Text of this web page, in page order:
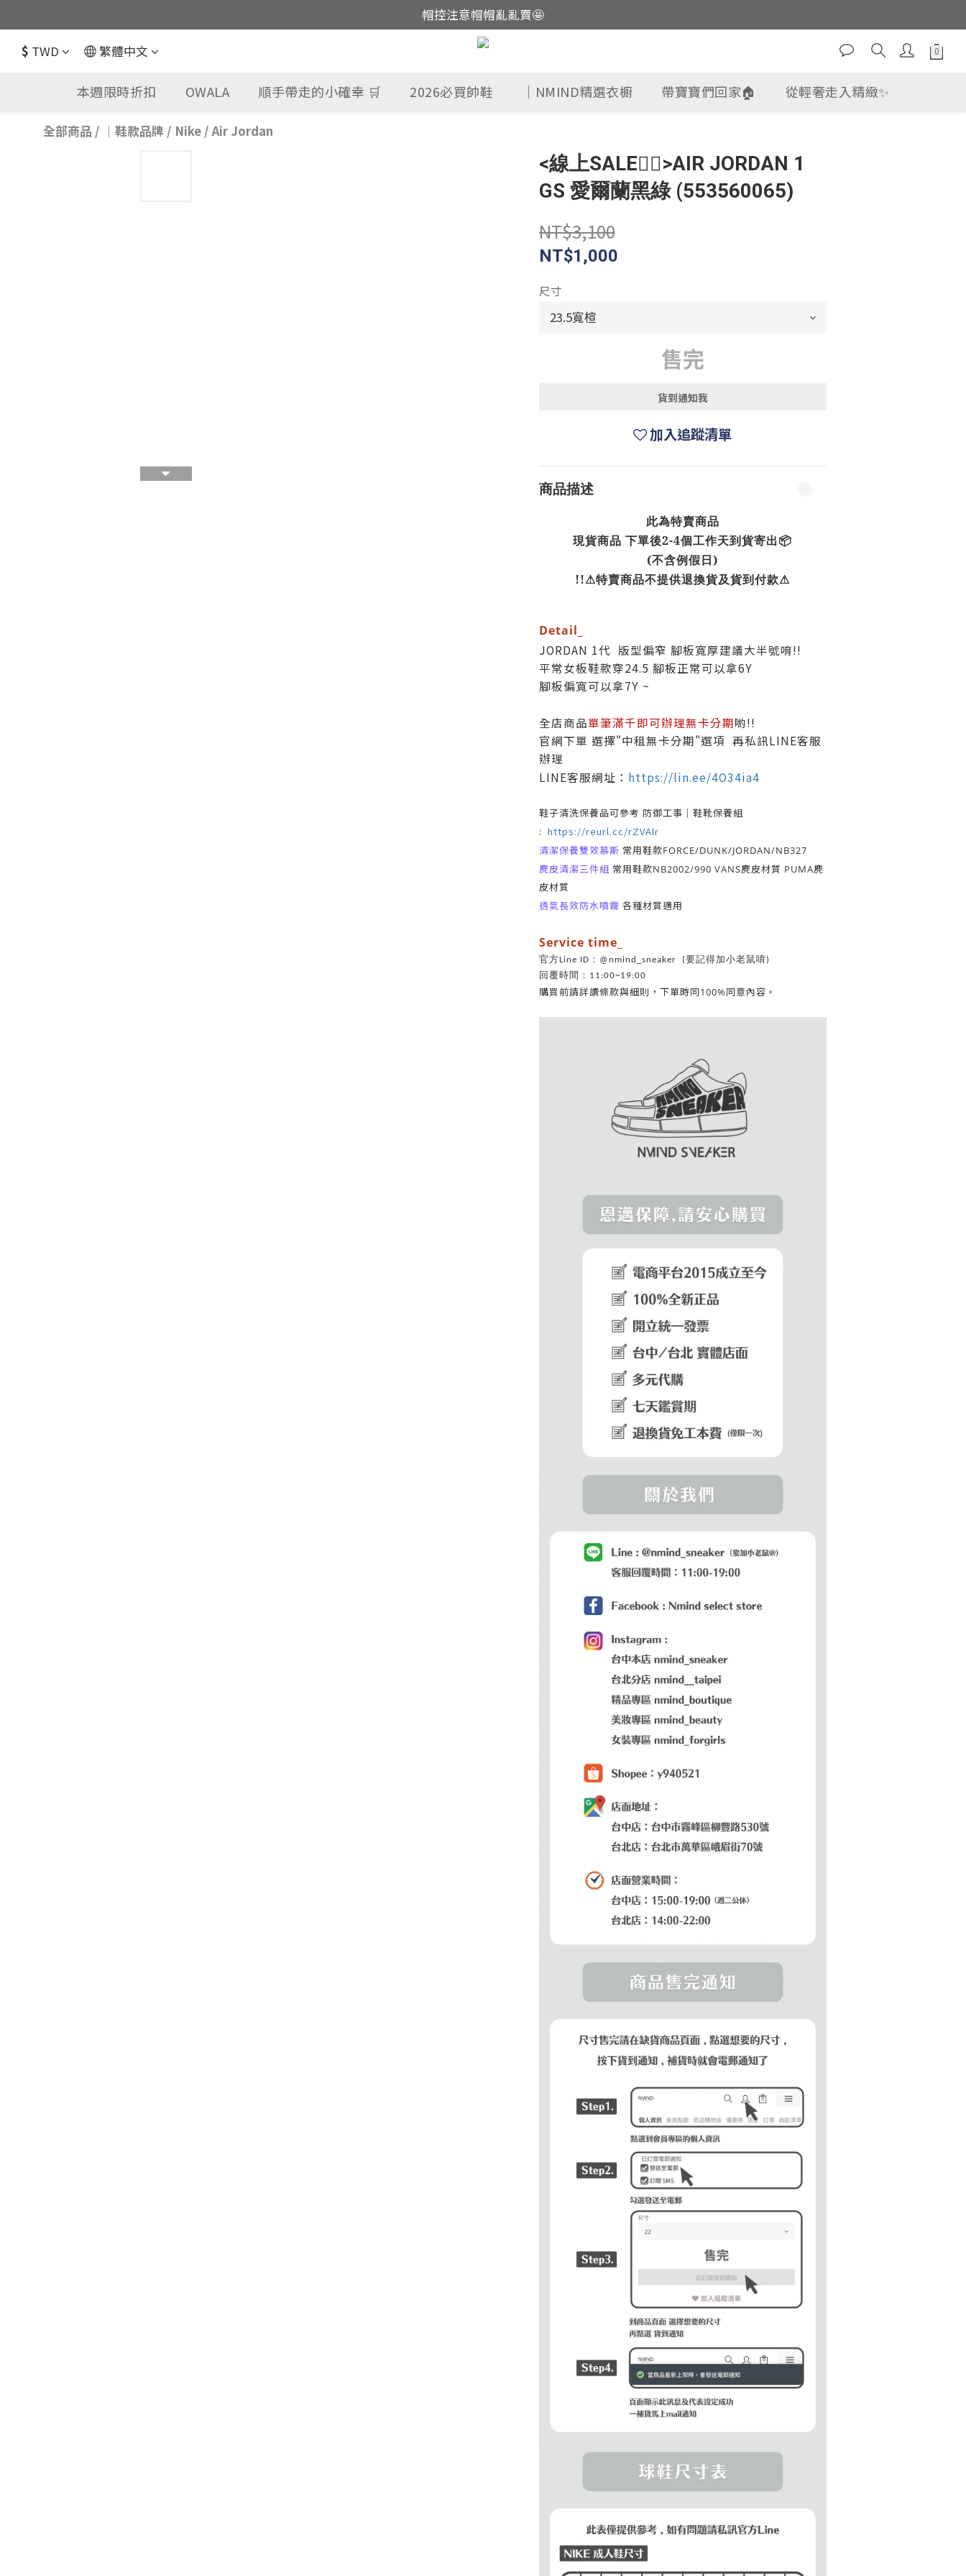
這裡現貨不用等👟
帽控注意帽帽亂亂賣🤩
這裡現貨不用等👟
$ TWD 繁體中文
本週限時折扣 OWALA 順手帶走的小確幸 🛒 2026必買帥鞋 ｜NMIND精選衣櫥 帶寶寶們回家🏠 從輕奢走入精緻✨
全部商品 / ｜鞋款品牌 / Nike /Air Jordan
<線上SALE❤️‍🔥>AIR JORDAN 1
GS 愛爾蘭黑綠 (553560065)
NT$3,100
NT$1,000
尺寸
售完
貨到通知我
加入追蹤清單
商品描述
此為特賣商品
現貨商品 下單後2-4個工作天到貨寄出📦
(不含例假日)
!!⚠特賣商品不提供退換貨及貨到付款⚠
Detail_
JORDAN 1代 版型偏窄 腳板寬厚建議大半號唷!!
平常女板鞋款穿24.5 腳板正常可以拿6Y
腳板偏寬可以拿7Y ~
全店商品單筆滿千即可辦理無卡分期喲!!
官網下單 選擇"中租無卡分期"選項 再私訊LINE客服
辦理
LINE客服網址： https://lin.ee/4O34ia4
鞋子清洗保養品可參考 防御工事｜鞋靴保養組
: https://reurl.cc/rZVAlr
清潔保養雙效慕斯 常用鞋款FORCE/DUNK/JORDAN/NB327
麂皮清潔三件組 常用鞋款NB2002/990 VANS麂皮材質 PUMA麂
皮材質
透氣長效防水噴霧 各種材質適用
Service time_
官方Line ID：@nmind_sneaker (要記得加小老鼠唷)
回覆時間：11:00~19:00
購買前請詳讀條款與細則，下單時同100%同意內容。